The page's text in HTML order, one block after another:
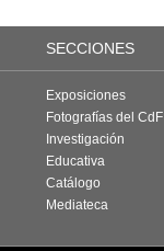
SECCIONES
Exposiciones
Fotografías del CdF
Investigación
Educativa
Catálogo
Mediateca